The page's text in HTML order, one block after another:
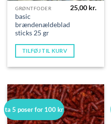
GRØNTFODER
basic
brændenældeblade
sticks 25 gr
25,00 kr.
TILFØJ TIL KURV
ta 5 poser for 100 kr